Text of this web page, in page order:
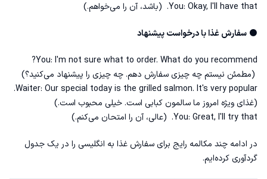
You: Okay, I'll have that. (باشد، آن را می‌خواهم.)
⚫ سفارش غذا با درخواست پیشنهاد
You: I'm not sure what to order. What do you recommend?
(مطمئن نیستم چه چیزی سفارش دهم. چه چیزی را پیشنهاد می‌کنید؟)
Waiter: Our special today is the grilled salmon. It's very popular.
(غذای ویژه امروز ما سالمون کبابی است. خیلی محبوب است.)
You: Great, I'll try that. (عالی، آن را امتحان می‌کنم.)
در ادامه چند مکالمه رایج برای سفارش غذا به انگلیسی را در یک جدول
گردآوری کرده‌ایم.